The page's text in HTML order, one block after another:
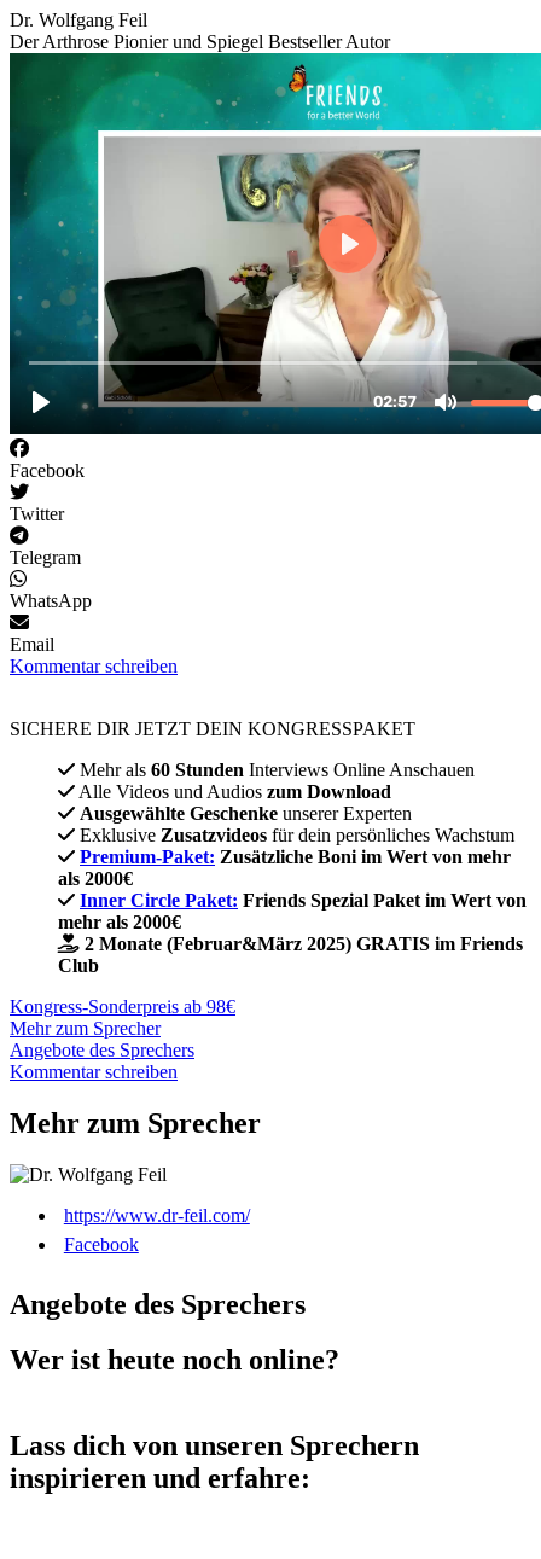
Dr. Wolfgang Feil
Der Arthrose Pionier und Spiegel Bestseller Autor
Facebook
Twitter
Telegram
WhatsApp
Email
Kommentar schreiben
SICHERE DIR JETZT DEIN KONGRESSPAKET​
Mehr als 60 Stunden Interviews Online Anschauen
Alle Videos und Audios zum Download
Ausgewählte Geschenke unserer Experten
Exklusive Zusatzvideos für dein persönliches Wachstum
Premium-Paket: Zusätzliche Boni im Wert von mehr
als 2000€
Inner Circle Paket: Friends Spezial Paket im Wert von
mehr als 2000€
2 Monate (Februar&März 2025) GRATIS im Friends
Club
Kongress-Sonderpreis ab 98€
Mehr zum Sprecher
Angebote des Sprechers
Kommentar schreiben
Mehr zum Sprecher
https://www.dr-feil.com/
Facebook
Angebote des Sprechers
Wer ist heute noch online?
Lass dich von unseren Sprechern
inspirieren und erfahre: